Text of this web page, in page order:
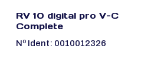
RV 10 digital pro V-C
Complete
Nº Ident: 0010012326